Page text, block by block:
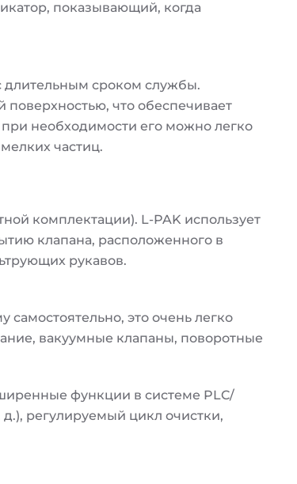
показывающий, когда
длительным сроком службы.
что обеспечивает
необходимости его можно легко
частиц.
комплектации). L-PAK использует
клапана, расположенного в
рукавов.
это очень легко
вакуумные клапаны, поворотные
функции в системе PLC/
регулируемый цикл очистки,